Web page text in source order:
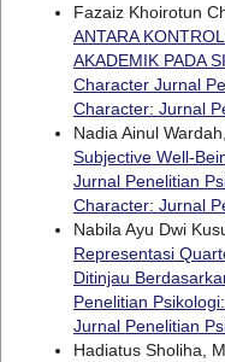
Fazaiz Khoirotun
ANTARA
AKADEMIK PADA
Character Jurnal
Character: Jurnal
Nadia Ainul
Subjective Well-
Jurnal Penelitian
Character: Jurnal
Nabila Ayu Dwi
Representasi
Ditinjau
Penelitian
Jurnal Penelitian
Hadiatus Sholiha,